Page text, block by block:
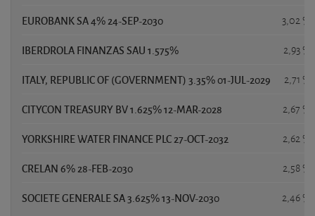
EUROBANK SA 4% 24-SEP-2030 3,02 %
IBERDROLA FINANZAS SAU 1.575% 2,93 %
ITALY, REPUBLIC OF (GOVERNMENT) 3.35% 01-JUL-2029 2,71 %
CITYCON TREASURY BV 1.625% 12-MAR-2028 2,67 %
YORKSHIRE WATER FINANCE PLC 27-OCT-2032 2,62 %
CRELAN 6% 28-FEB-2030 2,58 %
SOCIETE GENERALE SA 3.625% 13-NOV-2030 2,46 %